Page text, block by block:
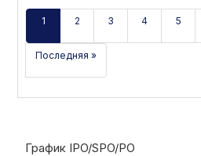
1 2 3 4 5
Последняя »
График IPO/SPO/PO